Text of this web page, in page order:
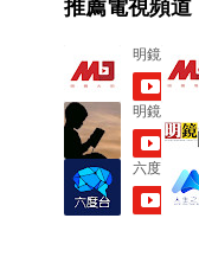
n
t
s
推薦電視頻道